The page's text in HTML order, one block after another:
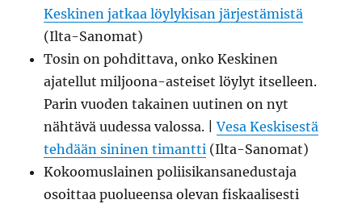
Keskinen jatkaa löylykisan järjestämistä
(Ilta-Sanomat)
Tosin on pohdittava, onko Keskinen
ajatellut miljoona-asteiset löylyt itselleen.
Parin vuoden takainen uutinen on nyt
nähtävä uudessa valossa. |Vesa Keskisestä
tehdään sininen timantti (Ilta-Sanomat)
Kokoomuslainen poliisikansanedustaja
osoittaa puolueensa olevan fiskaalisesti